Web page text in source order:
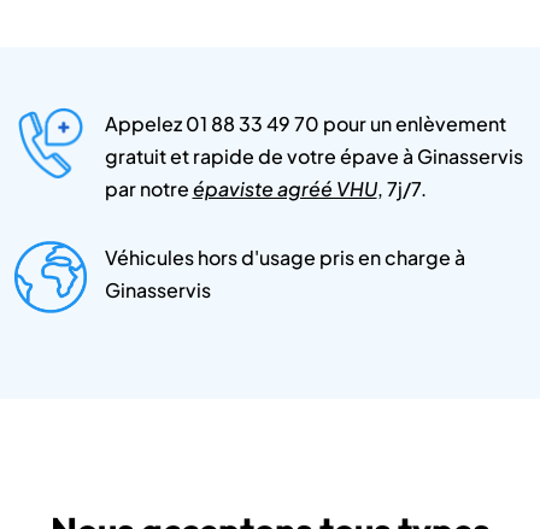
Appelez 01 88 33 49 70 pour un enlèvement
gratuit et rapide de votre épave à Ginasservis
par notreépaviste agréé VHU, 7j/7.
Véhicules hors d'usage pris en charge à
Ginasservis